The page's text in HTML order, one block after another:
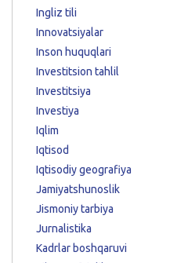
Ingliz tili
Innovatsiyalar
Inson huquqlari
Investitsion tahlil
Investitsiya
Investiya
Iqlim
Iqtisod
Iqtisodiy geografiya
Jamiyatshunoslik
Jismoniy tarbiya
Jurnalistika
Kadrlar boshqaruvi